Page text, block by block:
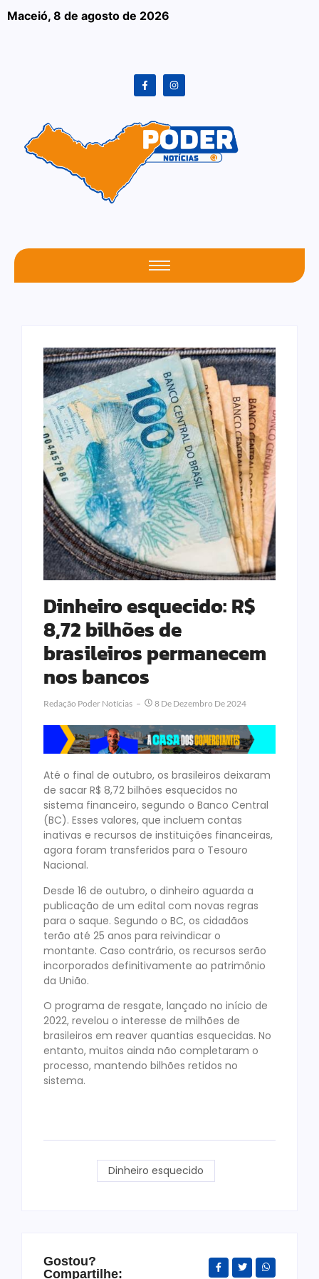
Maceió, 8 de agosto de 2026
Dinheiro esquecido: R$
8,72 bilhões de
brasileiros permanecem
nos bancos
Redação Poder Notícias 8 De Dezembro De 2024
Até o final de outubro, os brasileiros deixaram
de sacar R$ 8,72 bilhões esquecidos no
sistema financeiro, segundo o Banco Central
(BC). Esses valores, que incluem contas
inativas e recursos de instituições financeiras,
agora foram transferidos para o Tesouro
Nacional.
Desde 16 de outubro, o dinheiro aguarda a
publicação de um edital com novas regras
para o saque. Segundo o BC, os cidadãos
terão até 25 anos para reivindicar o
montante. Caso contrário, os recursos serão
incorporados definitivamente ao patrimônio
da União.
O programa de resgate, lançado no início de
2022, revelou o interesse de milhões de
brasileiros em reaver quantias esquecidas. No
entanto, muitos ainda não completaram o
processo, mantendo bilhões retidos no
sistema.
Dinheiro esquecido
Gostou?
Compartilhe: